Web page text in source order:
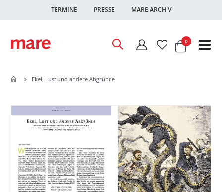
TERMINE PRESSE MARE ARCHIV
Warenkorb
0Artikel
Ekel, Lust und andere Abgründe
Ende
Bildgalerie
springen
Anfang
Bildgalerie
springen